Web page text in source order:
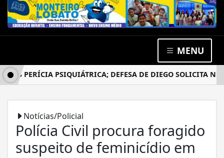
MENU
PERÍCIA PSIQUIÁTRICA; DEFESA DE DIEGO SOLICITA NOVO
Notícias/Policial
Polícia Civil procura foragido
suspeito de feminicídio em